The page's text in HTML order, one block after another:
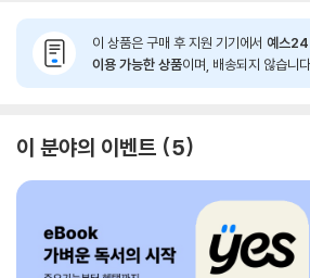
이 상품은 구매 후 지원 기기에서 예스
이용 가능한 상품이며, 배송되지 않습니다.
이 분야의 이벤트 5